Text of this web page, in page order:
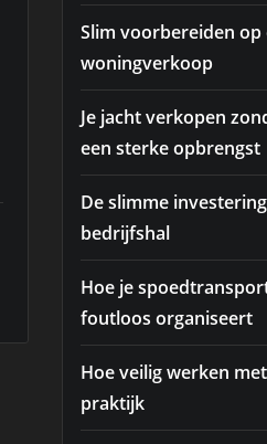
Slim voorbereiden op
woningverkoop
Je jacht verkopen
een sterke opbrengst
De slimme
bedrijfshal
Hoe je
foutloos organiseert
Hoe veilig werken
praktijk